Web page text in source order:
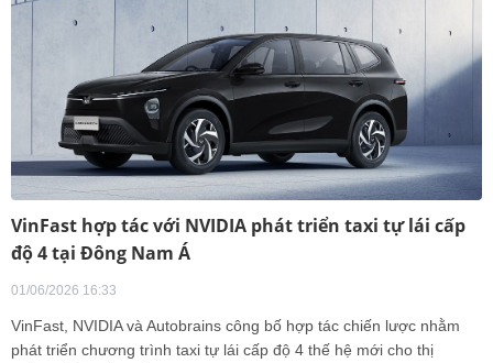
VinFast hợp tác với NVIDIA phát triển taxi tự lái cấp
độ 4 tại Đông Nam Á
01/06/2026 16:33
VinFast, NVIDIA và Autobrains công bố hợp tác chiến lược nhằm
phát triển chương trình taxi tự lái cấp độ 4 thế hệ mới cho thị